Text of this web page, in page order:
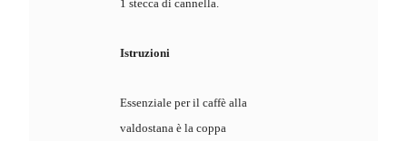
1 stecca di cannella.
Istruzioni
Essenziale per il caffè alla
valdostana è la coppa